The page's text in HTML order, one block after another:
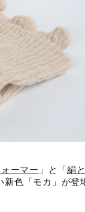
ーマー 」と「絹
色「モカ」が登